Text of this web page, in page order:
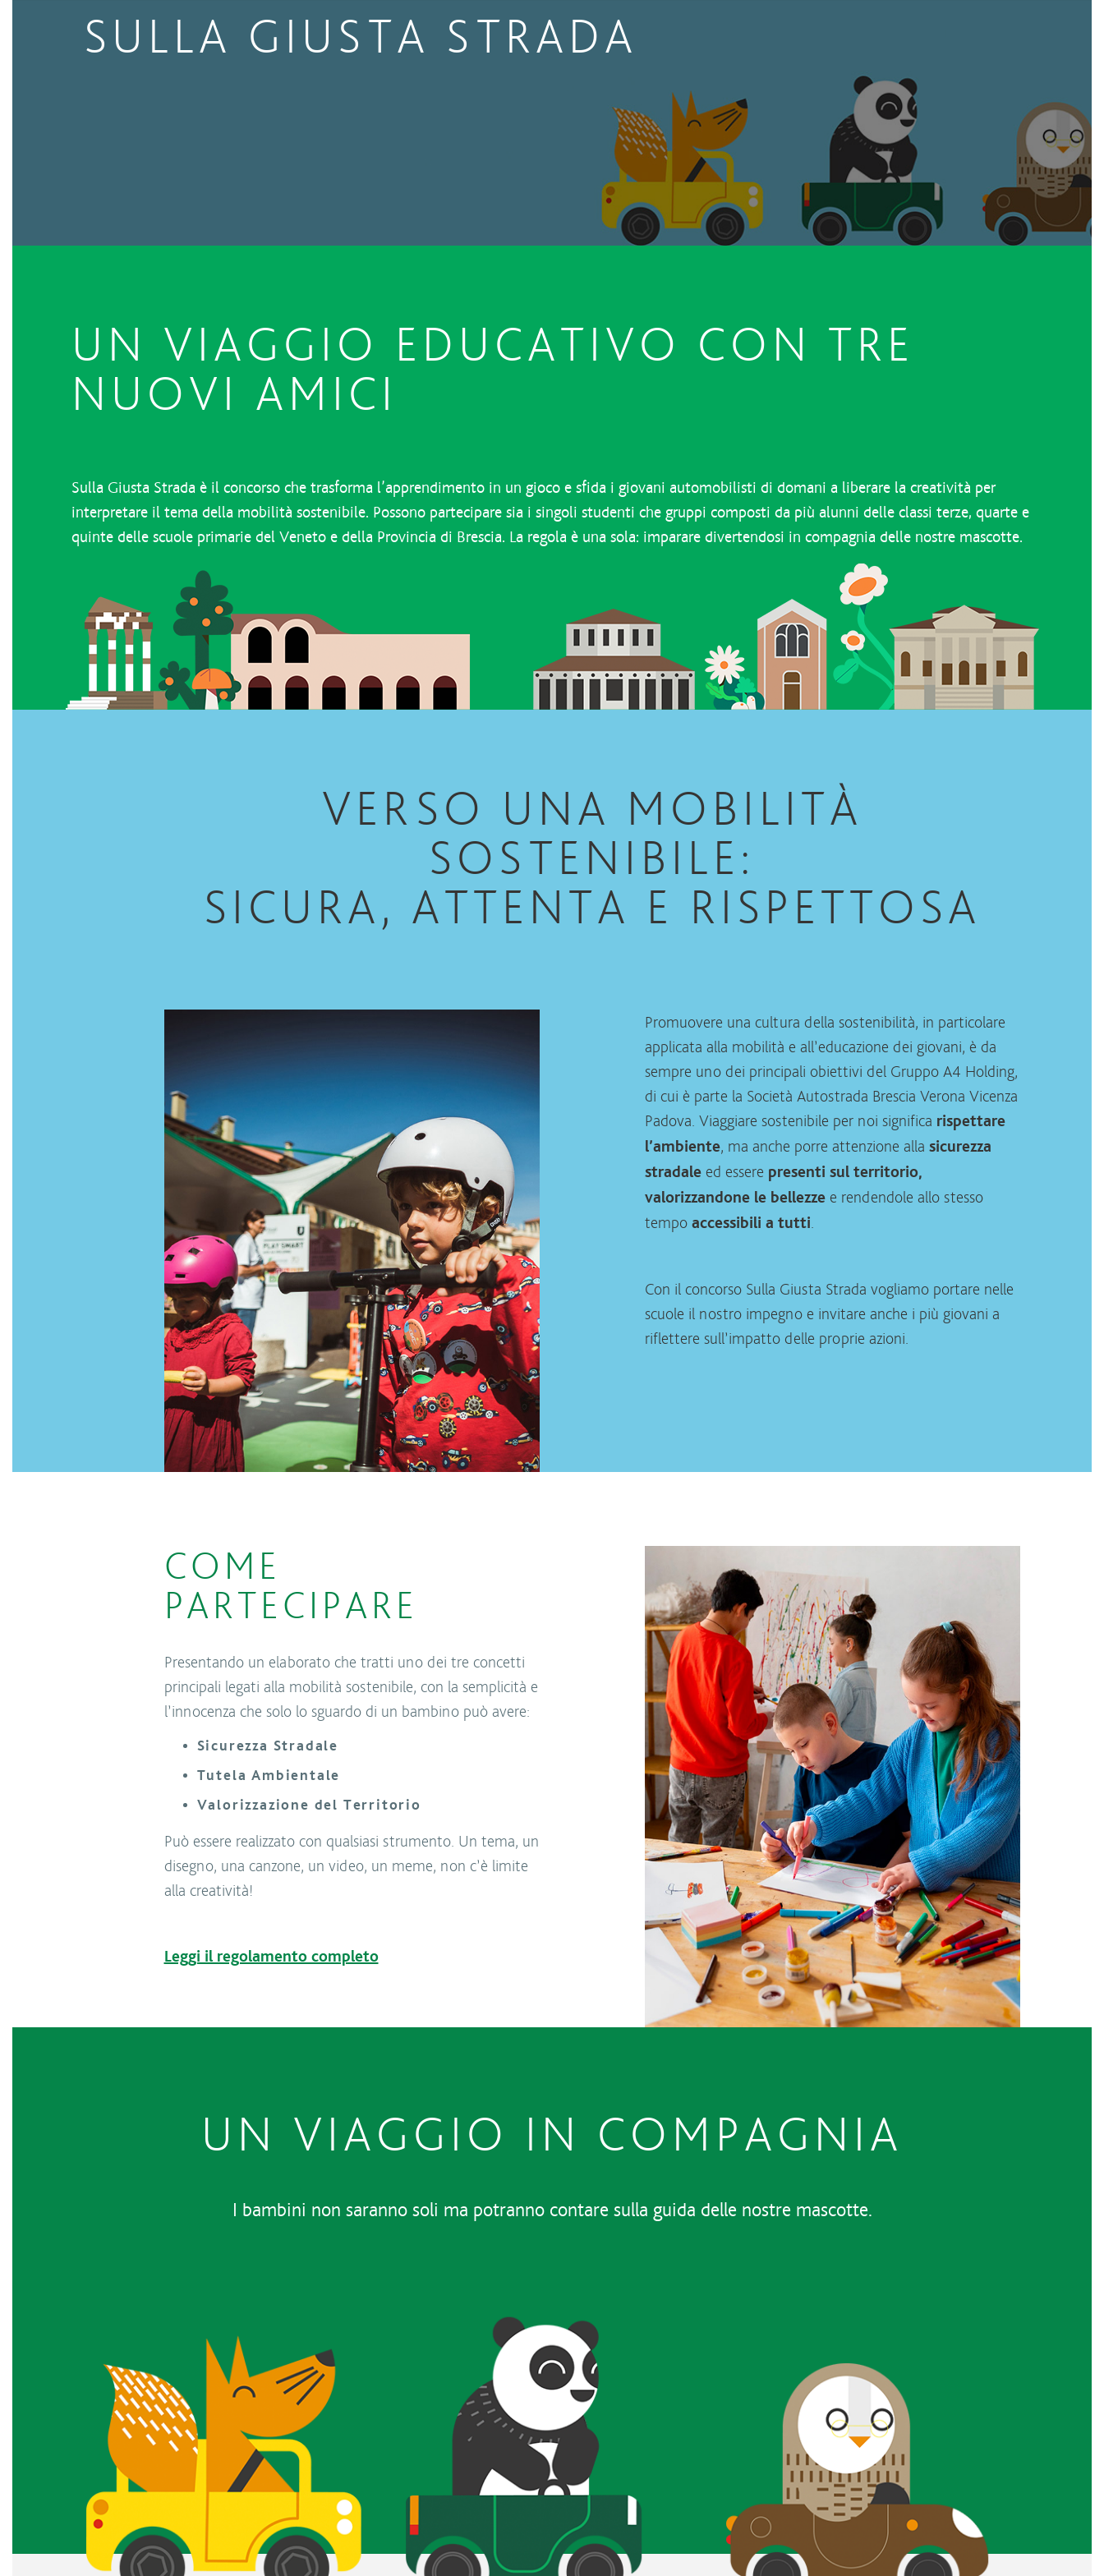
SULLA GIUSTA STRADA
UN VIAGGIO EDUCATIVO CON TRE
NUOVI AMICI
Sulla Giusta Strada è il concorso che trasforma l’apprendimento in un gioco e sfida i giovani automobilisti di domani a liberare la creatività per
interpretare il tema della mobilità sostenibile. Possono partecipare sia i singoli studenti che gruppi composti da più alunni delle classi terze, quarte e
quinte delle scuole primarie del Veneto e della Provincia di Brescia. La regola è una sola: imparare divertendosi in compagnia delle nostre mascotte.
VERSO UNA MOBILITÀ
SOSTENIBILE:
SICURA, ATTENTA E RISPETTOSA
Promuovere una cultura della sostenibilità, in particolare
applicata alla mobilità e all’educazione dei giovani, è da
sempre uno dei principali obiettivi del Gruppo A4 Holding,
di cui è parte la Società Autostrada Brescia Verona Vicenza
Padova. Viaggiare sostenibile per noi significa rispettare
l’ambiente, ma anche porre attenzione alla sicurezza
stradaleed essere presenti sul territorio,
valorizzandone le bellezze e rendendole allo stesso
tempo accessibili a tutti.
Con il concorso Sulla Giusta Strada vogliamo portare nelle
scuole il nostro impegno e invitare anche i più giovani a
riflettere sull’impatto delle proprie azioni.
COME
PARTECIPARE
Presentando un elaborato che tratti uno dei tre concetti
principali legati alla mobilità sostenibile, con la semplicità e
l’innocenza che solo lo sguardo di un bambino può avere:
Sicurezza Stradale
Tutela Ambientale
Valorizzazione del Territorio
Può essere realizzato con qualsiasi strumento. Un tema, un
disegno, una canzone, un video, un meme, non c’è limite
alla creatività!
Leggi il regolamento completo
UN VIAGGIO IN COMPAGNIA
I bambini non saranno soli ma potranno contare sulla guida delle nostre mascotte.